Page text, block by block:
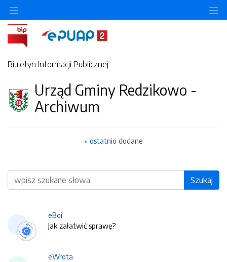
Biuletyn Informacji Publicznej
Urząd Gminy Redzikowo -
Archiwum
ostatnio dodane
Wyszukiwarka Szukaj
eBoi
Jak załatwić sprawę?
eWrota